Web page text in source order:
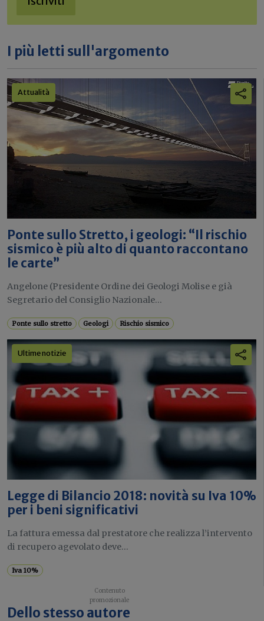
I più letti sull'argomento
Attualità
Ponte sullo Stretto, i geologi: “Il rischio
sismico è più alto di quanto raccontano
le carte”
Angelone (Presidente Ordine dei Geologi Molise e già
Segretario del Consiglio Nazionale...
Ponte sullo stretto Geologi Rischio sismico
Ultime notizie
Legge di Bilancio 2018: novità su Iva 10%
per i beni significativi
La fattura emessa dal prestatore che realizza l’intervento
di recupero agevolato deve...
Iva 10%
Dello stesso autore